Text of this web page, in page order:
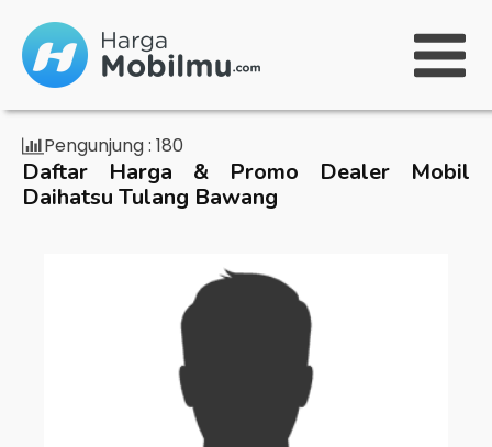
Pengunjung : 180
Daftar Harga & Promo Dealer Mobil
Daihatsu Tulang Bawang